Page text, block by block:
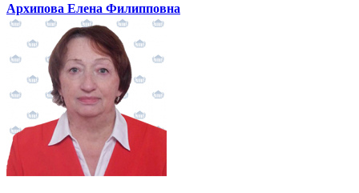
Архипова Елена Филипповна